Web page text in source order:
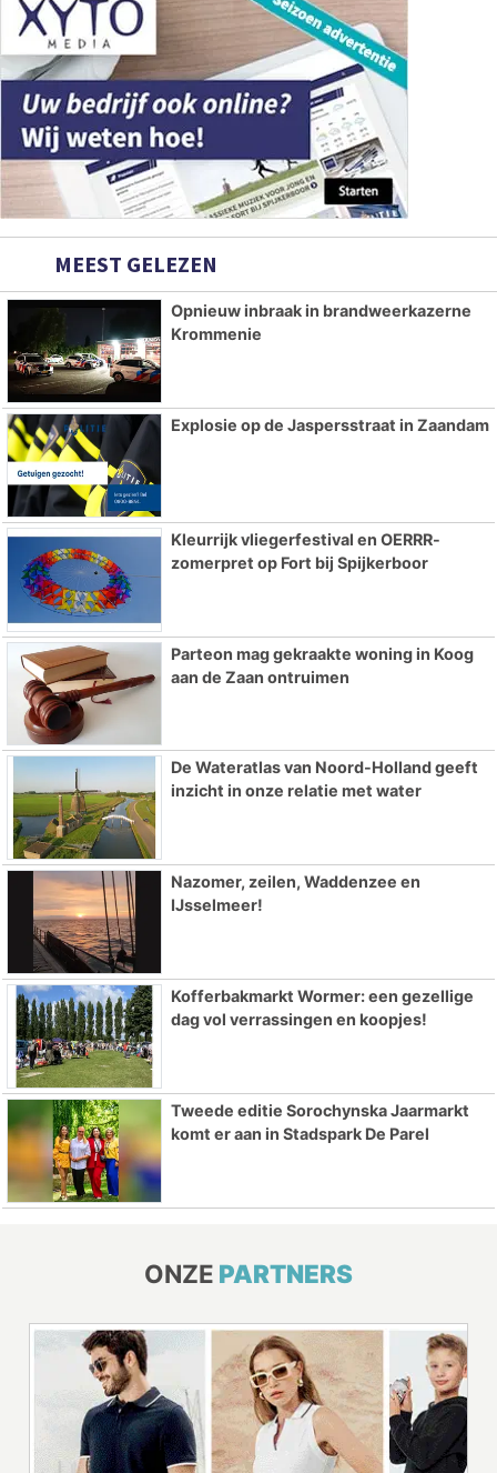
MEEST GELEZEN
Opnieuw inbraak in brandweerkazerne
Krommenie
Explosie op de Jaspersstraat in Zaandam
Kleurrijk vliegerfestival en OERRR-
zomerpret op Fort bij Spijkerboor
Parteon mag gekraakte woning in Koog
aan de Zaan ontruimen
De Wateratlas van Noord-Holland geeft
inzicht in onze relatie met water
Nazomer, zeilen, Waddenzee en
IJsselmeer!
Kofferbakmarkt Wormer: een gezellige
dag vol verrassingen en koopjes!
Tweede editie Sorochynska Jaarmarkt
komt er aan in Stadspark De Parel
ONZE PARTNERS